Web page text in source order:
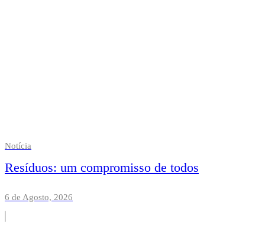
Notícia
Resíduos: um compromisso de todos
6 de Agosto, 2026